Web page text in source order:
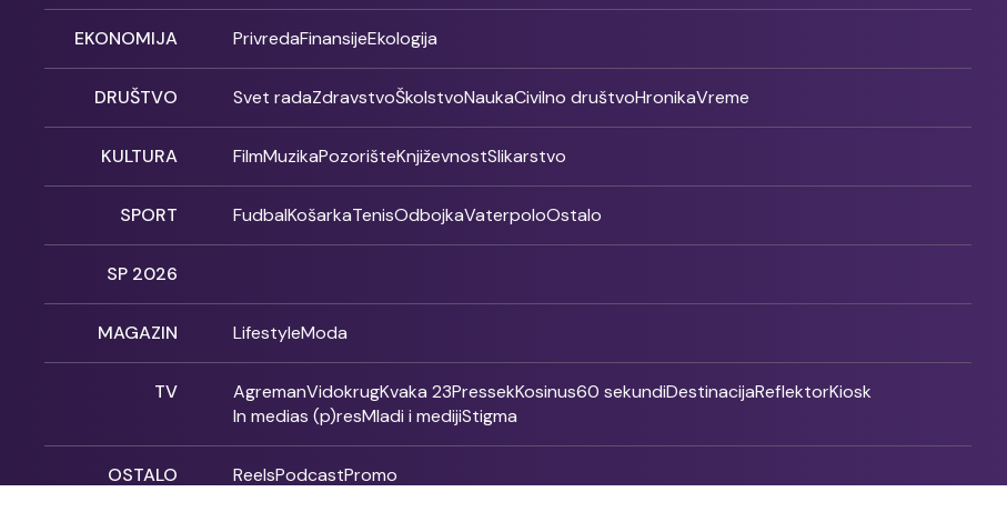
EKONOMIJA PrivredaFinansijeEkologija
DRUŠTVO Svet radaZdravstvoŠkolstvoNaukaCivilno društvoHronikaVreme
KULTURA FilmMuzikaPozorišteKnjiževnostSlikarstvo
SPORT FudbalKošarkaTenisOdbojkaVaterpoloOstalo
SP 2026
MAGAZIN LifestyleModa
TV AgremanVidokrugKvaka 23PressekKosinus60 sekundiDestinacijaReflektorKiosk
In medias (p)resMladi i medijiStigma
OSTALO ReelsPodcastPromo